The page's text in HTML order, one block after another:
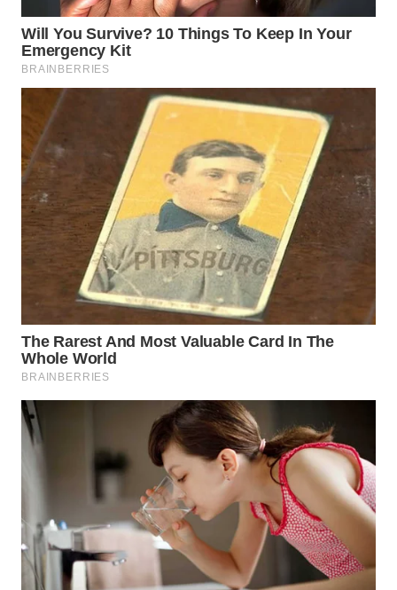
WN
TANGERANG
WN
BINJAI
WN
CIREBON
WN
INDRAMAYU
WN
KUNINGAN
WN
MAJALENGKA
WN
SUBANG
WN
PURWAKARTA